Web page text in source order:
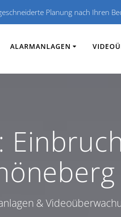
Planung nach Ihren
ALARMANLAGEN
&